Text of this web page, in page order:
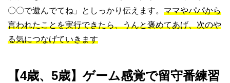
〇〇で遊んでてね」としっかり 伝えます。 ママやパパから
言われたことを実行できたら、うんと褒めてあげ、次のや
る気につなげていきます
【4歳、5歳】ゲーム感覚で留守番練習